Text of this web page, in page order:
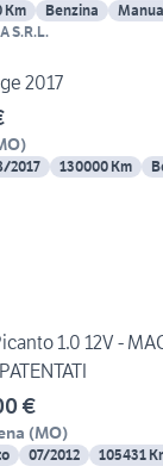
Km Benzina
S.R.L.
2017
)
2017 130000 Km
1.0 12V -
€
(MO)
07/2012 105431